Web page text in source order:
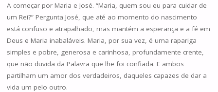
A começar por Maria e José. “Maria, quem sou eu para cuidar de
um Rei?” Pergunta José, que até ao momento do nascimento
está confuso e atrapalhado, mas mantém a esperança e a fé em
Deus e Maria inabaláveis. Maria, por sua vez, é uma rapariga
simples e pobre, generosa e carinhosa, profundamente crente,
que não duvida da Palavra que lhe foi confiada. E ambos
partilham um amor dos verdadeiros, daqueles capazes de dar a
vida um pelo outro.